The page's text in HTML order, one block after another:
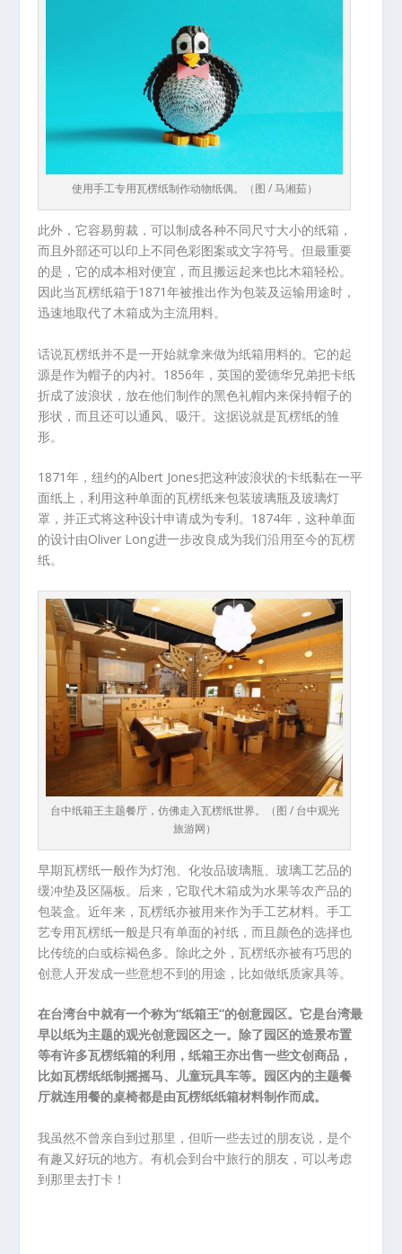
使用手工专用瓦楞纸制作动物纸偶。（图 / 马湘茹）
此外，它容易剪裁，可以制成各种不同尺寸大小的纸箱，
而且外部还可以印上不同色彩图案或文字符号。但最重要
的是，它的成本相对便宜，而且搬运起来也比木箱轻松。
因此当瓦楞纸箱于1871年被推出作为包装及运输用途时，
迅速地取代了木箱成为主流用料。
话说瓦楞纸并不是一开始就拿来做为纸箱用料的。它的起
源是作为帽子的内衬。1856年，英国的爱德华兄弟把卡纸
折成了波浪状，放在他们制作的黑色礼帽内来保持帽子的
形状，而且还可以通风、吸汗。这据说就是瓦楞纸的雏
形。
1871年，纽约的Albert Jones把这种波浪状的卡纸黏在一平
面纸上，利用这种单面的瓦楞纸来包装玻璃瓶及玻璃灯
罩，并正式将这种设计申请成为专利。1874年，这种单面
的设计由Oliver Long进一步改良成为我们沿用至今的瓦楞
纸。
台中纸箱王主题餐厅，仿佛走入瓦楞纸世界。（图 / 台中观光
旅游网）
早期瓦楞纸一般作为灯泡、化妆品玻璃瓶、玻璃工艺品的
缓冲垫及区隔板。后来，它取代木箱成为水果等农产品的
包装盒。近年来，瓦楞纸亦被用来作为手工艺材料。手工
艺专用瓦楞纸一般是只有单面的衬纸，而且颜色的选择也
比传统的白或棕褐色多。除此之外，瓦楞纸亦被有巧思的
创意人开发成一些意想不到的用途，比如做纸质家具等。
在台湾台中就有一个称为“纸箱王”的创意园区。它是台湾最
早以纸为主题的观光创意园区之一。除了园区的造景布置
等有许多瓦楞纸箱的利用，纸箱王亦出售一些文创商品，
比如瓦楞纸纸制摇摇马、儿童玩具车等。园区内的主题餐
厅就连用餐的桌椅都是由瓦楞纸纸箱材料制作而成。
我虽然不曾亲自到过那里，但听一些去过的朋友说，是个
有趣又好玩的地方。有机会到台中旅行的朋友，可以考虑
到那里去打卡！